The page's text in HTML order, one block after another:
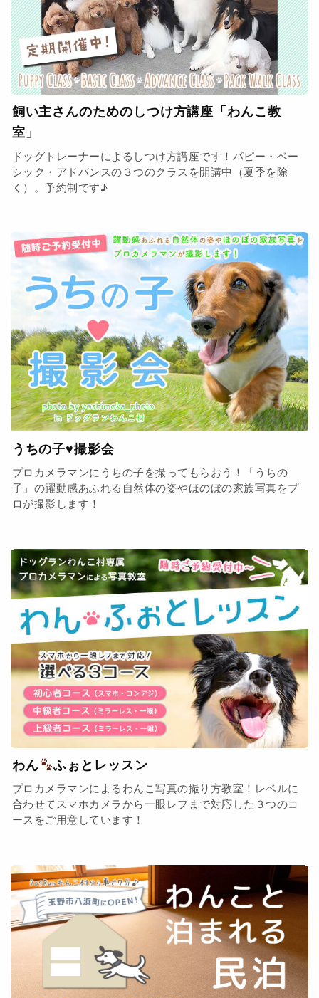
飼い主さんのためのしつけ方講座「わんこ教
室」
ドッグトレーナーによるしつけ方講座です！パピー・ベー
シック・アドバンスの３つのクラスを開講中（夏季を除
く）。予約制です♪
うちの子♥撮影会
プロカメラマンにうちの子を撮ってもらおう！「うちの
子」の躍動感あふれる自然体の姿やほのぼの家族写真をプ
ロが撮影します！
わん ふぉとレッスン
プロカメラマンによるわんこ写真の撮り方教室！レベルに
合わせてスマホカメラから一眼レフまで対応した３つのコ
ースをご用意しています！